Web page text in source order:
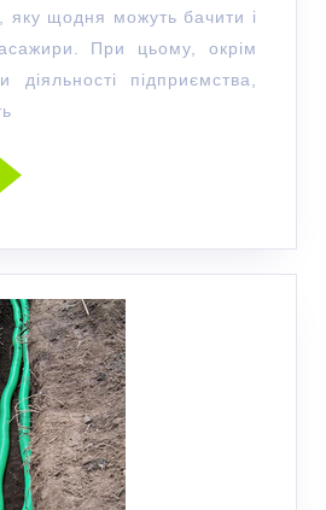
яку щодня можуть бачити і
При цьому, окрім
діяльності підприємства,